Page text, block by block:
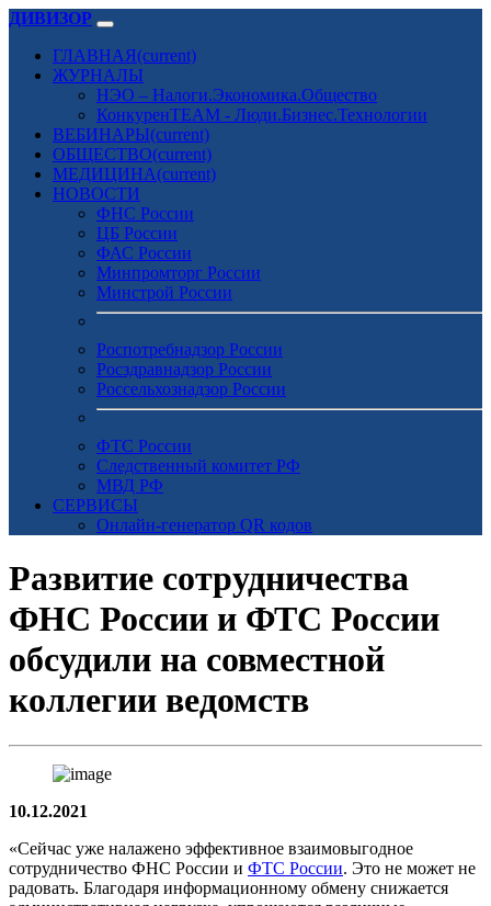
ДИВИЗОР
ГЛАВНАЯ(current)
ЖУРНАЛЫ
НЭО – Налоги.Экономика.Общество
КонкуренTEAM - Люди.Бизнес.Технологии
ВЕБИНАРЫ(current)
ОБЩЕСТВО(current)
МЕДИЦИНА(current)
НОВОСТИ
ФНС России
ЦБ России
ФАС России
Минпромторг России
Минстрой России
Роспотребнадзор России
Росздравнадзор России
Россельхознадзор России
ФТС России
Следственный комитет РФ
МВД РФ
СЕРВИСЫ
Онлайн-генератор QR кодов
Развитие сотрудничества
ФНС России и ФТС России
обсудили на совместной
коллегии ведомств
10.12.2021
«Сейчас уже налажено эффективное взаимовыгодное
сотрудничество ФНС России и ФТС России. Это не может не
радовать. Благодаря информационному обмену снижается